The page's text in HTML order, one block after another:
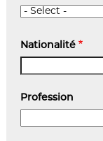
Nationalité
Profession